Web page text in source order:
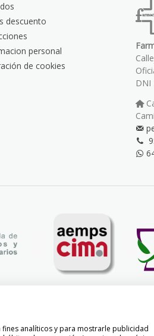
descuento
personal
de cookies
DNI
analíticos y para mostrarle publicidad